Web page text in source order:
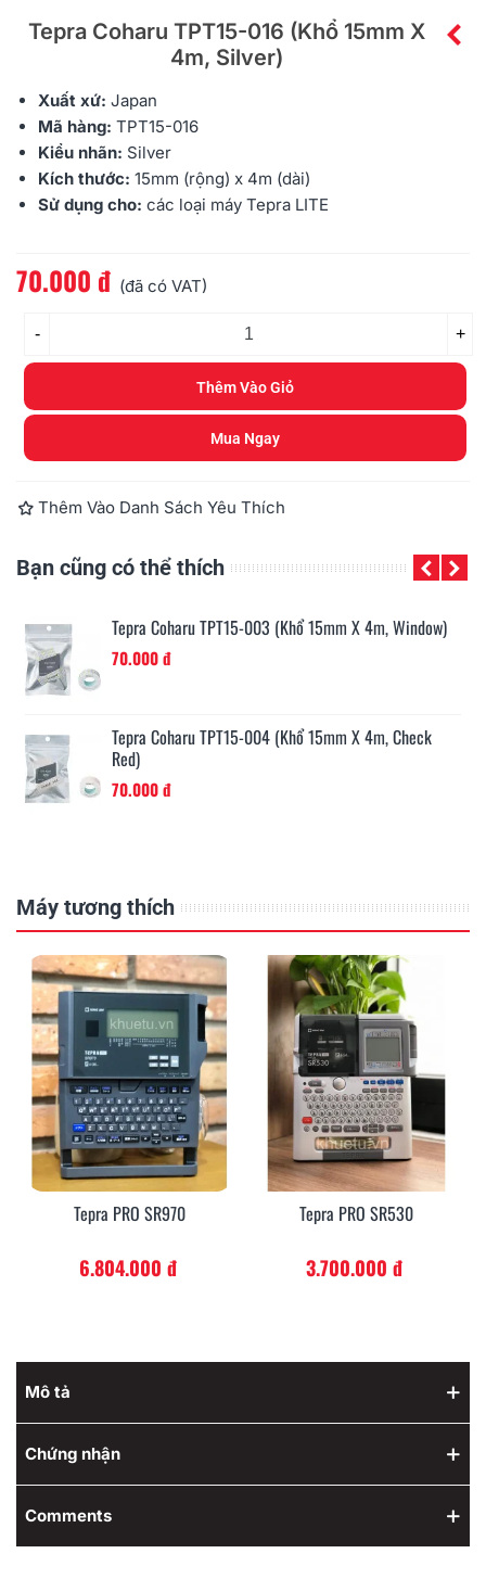
Tepra Coharu TPT15-016 (khổ 15mm X
4m, Silver)
Xuất xứ: Japan
Mã hàng: TPT15-016
Kiểu nhãn: Silver
Kích thước: 15mm (rộng) x 4m (dài)
Sử dụng cho: các loại máy Tepra LITE
Đọc thêm
70.000 đ (đã có VAT)
- +
Thêm Vào Giỏ
Mua Ngay
Thêm Vào Danh Sách Yêu Thích
Bạn cũng có thể thích
Tepra Coharu TPT15-005 (khổ 15mm X 4m, Craft
Grey)
Tepra Coharu TPT15-006 (khổ 15mm X 4m, White)
70.000 đ
Máy tương thích
Tepra PRO SR970
6.804.000 đ
Tepra PRO SR530
3.700.000 đ
Mô tả
Chứng nhận
Comments